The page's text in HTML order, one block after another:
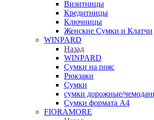
Визитницы
Кредитницы
Ключницы
Женские Сумки и Клатчи
WINPARD
Назад
WINPARD
Сумки на пояс
Рюкзаки
Сумки
сумки дорожные/
Сумки формата А4
FIORAMORE